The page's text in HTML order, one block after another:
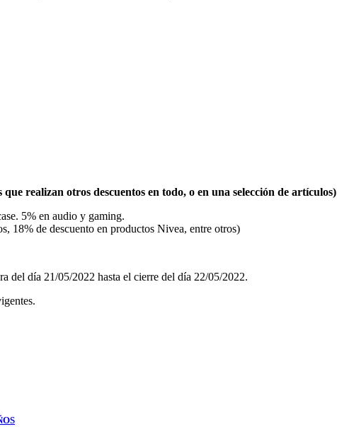
realizan otros descuentos en todo, o en una selección de artículos)
5% en audio y gaming.
18% de descuento en productos Nivea, entre otros)
del día 21/05/2022 hasta el cierre del día 22/05/2022.